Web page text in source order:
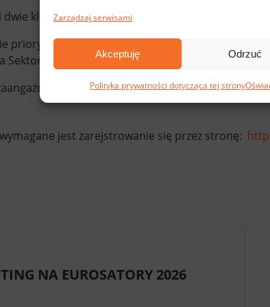
Zarządzaj serwisami
Akceptuję Odrzuć
Polityka prywatności dotycząca tej strony
kluczowe role w obronie cywilnej:
priorytetów i koordynacja,
Sektor Obrony Cywilnej.
i wykwalifikowanych ekspertów
jest zarejstrowanie się przez stronę:
NA EUROSATORY 2026